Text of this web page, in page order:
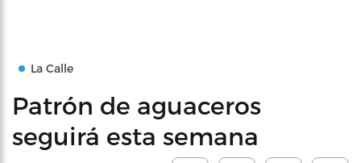
La Calle
Patrón de aguaceros
seguirá esta semana